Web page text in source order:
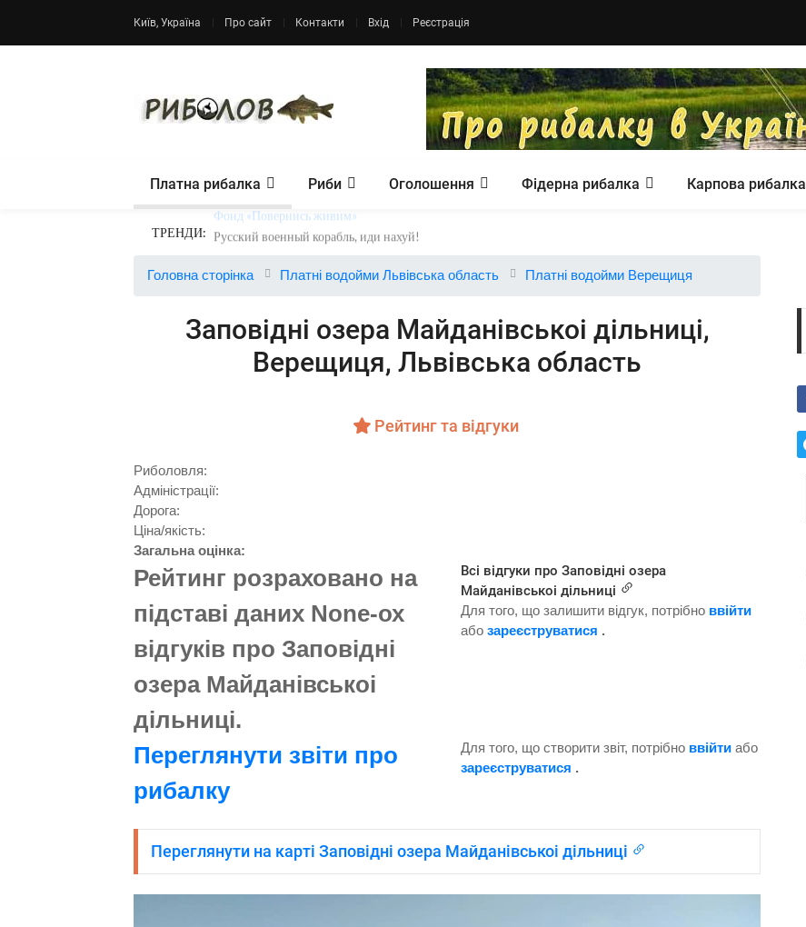
Київ, Україна Про сайт Контакти Вхід Реєстрація
Платна рибалка Риби Оголошення Фідерна рибалка Карпова рибалка
ТРЕНДИ: Фонд «Повернись живим»
Головна сторінка Платні водойми Львівська область Платні водойми Верещиця
Заповідні озера Майданівськоі дільниці,
Верещиця, Львівська область
Рейтинг та відгуки
Риболовля:
Aдміністрації:
Дорога:
Ціна/якість:
Загальна оцінка:
Рейтинг розраховано на
підставі даних None-ох
відгуків про Заповідні
озера Майданівськоі
дільниці.
Всі відгуки про Заповідні озера
Майданівськоі дільниці
Для того, що залишити відгук, потрібно ввійти
або зареєструватися .
Переглянути звіти про
рибалку
Для того, що створити звіт, потрібно ввійти або
зареєструватися .
Переглянути на карті Заповідні озера Майданівськоі дільниці